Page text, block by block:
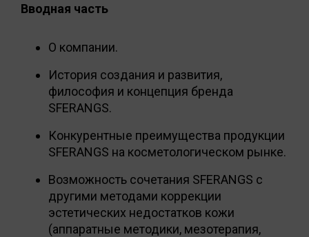
Вводная часть
О компании.
История создания и развития,
философия и концепция бренда
SFERANGS.
Конкурентные преимущества продукции
SFERANGS на косметологическом рынке.
Возможность сочетания SFERANGS с
другими методами коррекции
эстетических недостатков кожи
(аппаратные методики, мезотерапия,